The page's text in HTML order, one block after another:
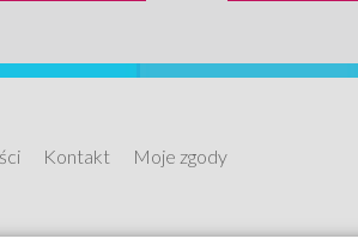
Kontakt Moje zgody